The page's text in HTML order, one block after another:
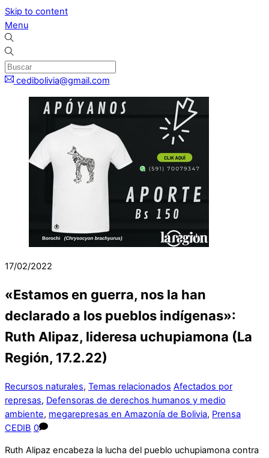
Skip to content
Menu
cedibolivia@gmail.com
17/02/2022
«Estamos en guerra, nos la han
declarado a los pueblos indígenas»:
Ruth Alipaz, lideresa uchupiamona (La
Región, 17.2.22)
Recursos naturales, Temas relacionados Afectados por
represas, Defensoras de derechos humanos y medio
ambiente, megarepresas en Amazonía de Bolivia, Prensa
CEDIB 0
Ruth Alipaz encabeza la lucha del pueblo uchupiamona contra